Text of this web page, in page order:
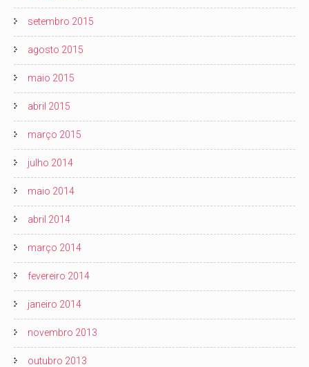
setembro 2015
agosto 2015
maio 2015
abril 2015
março 2015
julho 2014
maio 2014
abril 2014
março 2014
fevereiro 2014
janeiro 2014
novembro 2013
outubro 2013